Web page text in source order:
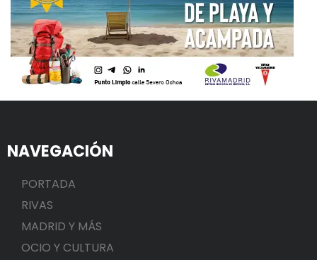
NAVEGACIÓN
PORTADA
RIVAS
MADRID Y MÁS
OCIO Y CULTURA